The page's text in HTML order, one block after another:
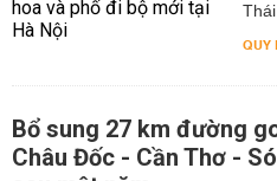
QUY
Bổ sung 27 km đường
Châu Đốc - Cần Thơ -